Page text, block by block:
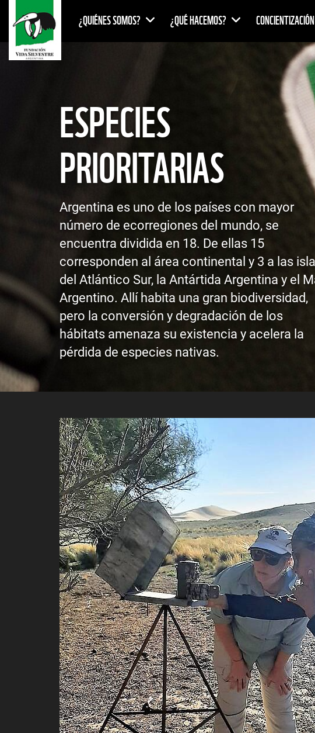
¿QUIÉNES SOMOS? ¿QUÉ HACEMOS? CONCIENTIZACIÓN
ESPECIES
PRIORITARIAS
Argentina es uno de los países con mayor
número de ecorregiones del mundo, se
encuentra dividida en 18. De ellas 15
corresponden al área continental y 3 a las
del Atlántico Sur, la Antártida Argentina y el
Argentino. Allí habita una gran biodiversidad,
pero la conversión y degradación de los
hábitats amenaza su existencia y acelera la
pérdida de especies nativas.